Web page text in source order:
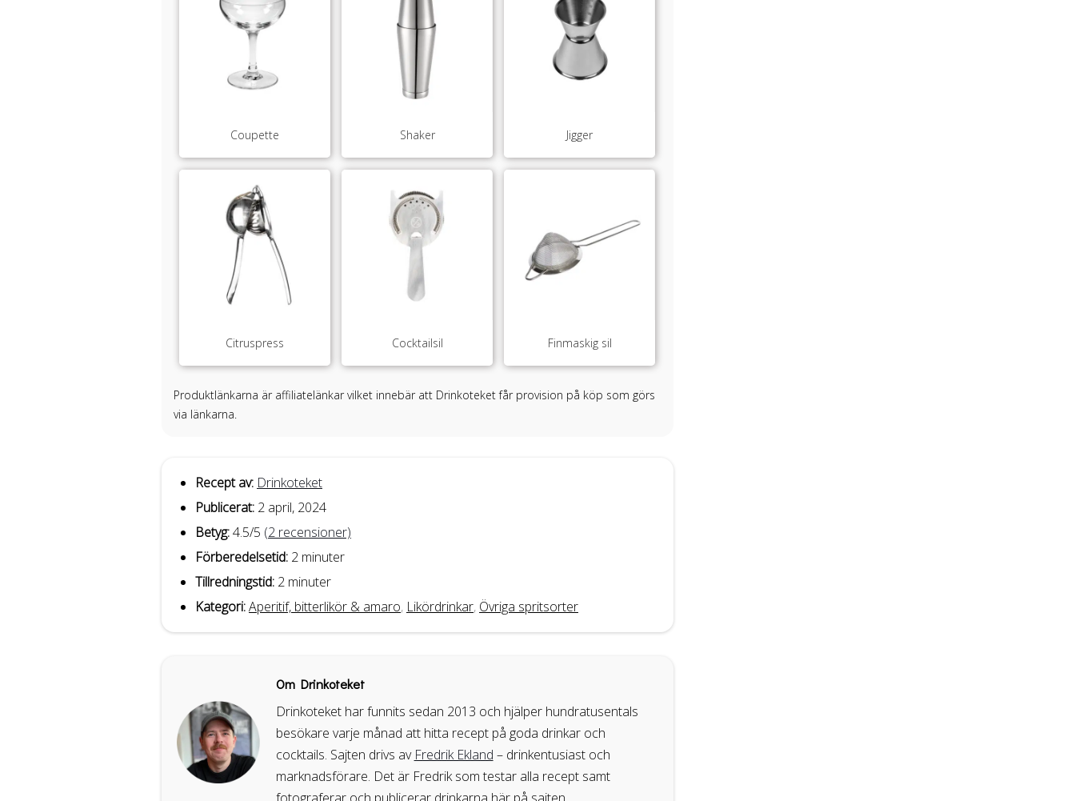
Coupette Shaker Jigger
Citruspress Cocktailsil Finmaskig sil
Produktlänkarna är affiliatelänkar vilket innebär att Drinkoteket får provision på köp som görs
via länkarna.
Recept av: Drinkoteket
Publicerat: 2 april, 2024
Betyg:4.5/5 (2 recensioner)
Förberedelsetid: 2 minuter
Tillredningstid: 2 minuter
Kategori:Aperitif, bitterlikör & amaro, Likördrinkar, Övriga spritsorter
Om Drinkoteket
Drinkoteket har funnits sedan 2013 och hjälper hundratusentals
besökare varje månad att hitta recept på goda drinkar och
cocktails. Sajten drivs av Fredrik Ekland – drinkentusiast och
marknadsförare. Det är Fredrik som testar alla recept samt